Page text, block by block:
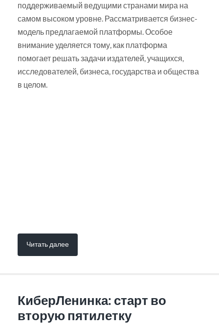
поддерживаемый ведущими странами мира на
самом высоком уровне. Рассматривается бизнес-
модель предлагаемой платформы. Особое
внимание уделяется тому, как платформа
помогает решать задачи издателей, учащихся,
исследователей, бизнеса, государства и общества
в целом.
Читать далее
КиберЛенинка: старт во
вторую пятилетку